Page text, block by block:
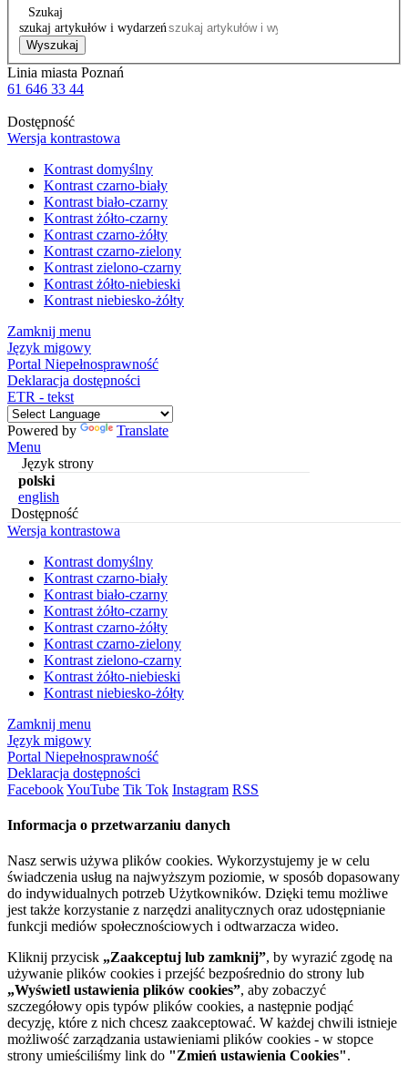
Szukaj
szukaj artykułów i wydarzeń
Wyszukaj
Linia miasta Poznań
61 646 33 44
Dostępność
Wersja kontrastowa
Kontrast domyślny
Kontrast czarno-biały
Kontrast biało-czarny
Kontrast żółto-czarny
Kontrast czarno-żółty
Kontrast czarno-zielony
Kontrast zielono-czarny
Kontrast żółto-niebieski
Kontrast niebiesko-żółty
Zamknij menu
Język migowy
Portal Niepełnosprawność
Deklaracja dostępności
ETR - tekst
Powered by
Translate
Menu
Język strony
polski
english
Dostępność
Wersja kontrastowa
Kontrast domyślny
Kontrast czarno-biały
Kontrast biało-czarny
Kontrast żółto-czarny
Kontrast czarno-żółty
Kontrast czarno-zielony
Kontrast zielono-czarny
Kontrast żółto-niebieski
Kontrast niebiesko-żółty
Zamknij menu
Język migowy
Portal Niepełnosprawność
Deklaracja dostępności
FacebookYouTube Tik Tok Instagram RSS
Informacja o przetwarzaniu danych
Nasz serwis używa plików cookies. Wykorzystujemy je w celu
świadczenia usług na najwyższym poziomie, w sposób dopasowany
do indywidualnych potrzeb Użytkowników. Dzięki temu możliwe
jest także korzystanie z narzędzi analitycznych oraz udostępnianie
funkcji mediów społecznościowych i odtwarzacza wideo.
Kliknij przycisk „Zaakceptuj lub zamknij”, by wyrazić zgodę na
używanie plików cookies i przejść bezpośrednio do strony lub
„Wyświetl ustawienia plików cookies”, aby zobaczyć
szczegółowy opis typów plików cookies, a następnie podjąć
decyzję, które z nich chcesz zaakceptować. W każdej chwili istnieje
możliwość zarządzania ustawieniami plików cookies - w stopce
strony umieściliśmy link do "Zmień ustawienia Cookies".